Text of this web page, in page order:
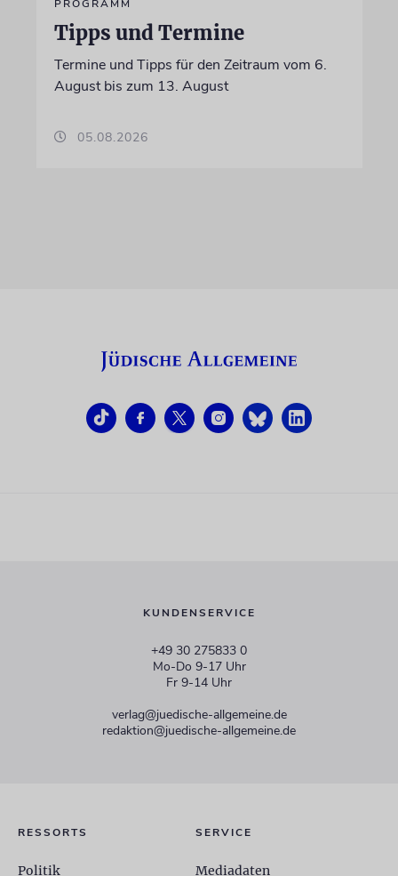
PROGRAMM
Tipps und Termine
Termine und Tipps für den Zeitraum vom 6.
August bis zum 13. August
05.08.2026
KUNDENSERVICE
+49 30 275833 0
Mo-Do 9-17 Uhr
Fr 9-14 Uhr
verlag@juedische-allgemeine.de
redaktion@juedische-allgemeine.de
RESSORTS
Politik
SERVICE
Mediadaten